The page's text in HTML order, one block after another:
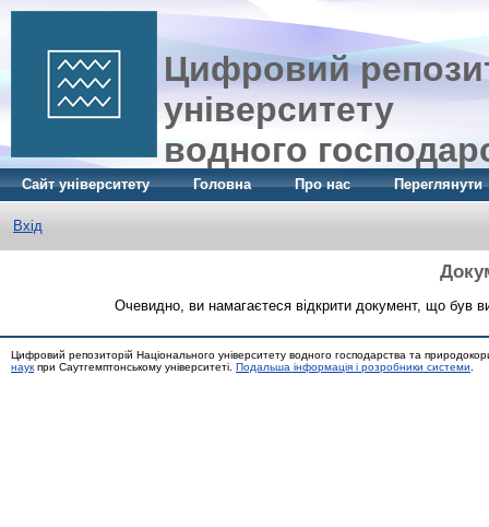
Цифровий
університету
водного
Сайт університету Головна Про нас Переглянути
Вхід
Очевидно, ви намагаєтеся відкрити документ, що був
Цифровий репозиторій Національного університету водного господарства та
наук при Саутгемптонському університеті. Подальша інформація і розробники системи